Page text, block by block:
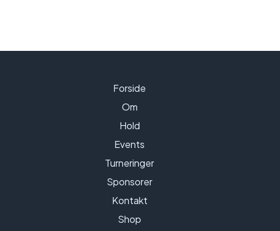
Forside
Om
Hold
Events
Turneringer
Sponsorer
Kontakt
Shop